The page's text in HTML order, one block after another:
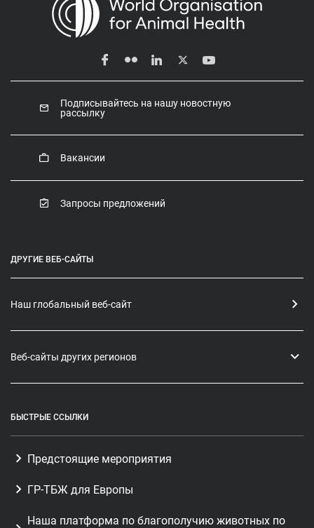
Подписывайтесь на нашу новостную
рассылку
Вакансии
Запросы предложений
ДРУГИЕ ВЕБ-САЙТЫ
Наш глобальный веб-сайт
Веб-сайты других регионов
БЫСТРЫЕ ССЫЛКИ
Предстоящие мероприятия
ГР-ТБЖ для Европы
Наша платформа по благополучию животных по